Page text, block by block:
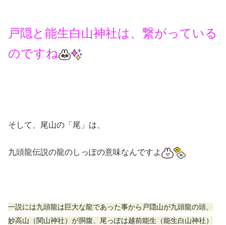
戸隠と能生白山神社は、繋がっている
のですね
そして、尾山の「尾」は、
九頭龍伝説の龍のしっぽの意味なんですよ
一説には九頭龍は巨大な龍であった事から戸隠山が九頭龍の頭、
妙高山（関山神社）が胴腹、尾っぽは越前能生（能生白山神社）